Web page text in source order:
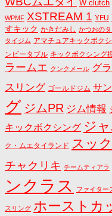
W clutch
WPMF XSTREAM 1 YFU
すキック かきだみし かつおの
タイジム アマチュアキックボク
ンビータブル キックボクシング
ラームエ クンクメール グ
スリング ゴールドジム サ
グ ジムPR ジム情報
キックボクシング ジ
ク・ムエタイランド スッ
チャクリキ チームティアラ
ンクラス
ファイター
スリング ホーストカ